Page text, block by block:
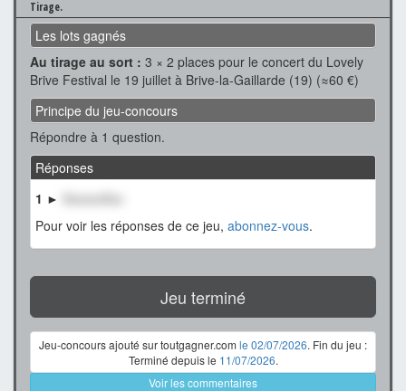
Tirage.
Les lots gagnés
Au tirage au sort : 3 × 2 places pour le concert du Lovely
Brive Festival le 19 juillet à Brive-la-Gaillarde (19) (≈60 €)
Principe du jeu-concours
Répondre à 1 question.
Réponses
1 ►
XxxxxxXxx
Pour voir les réponses de ce jeu, abonnez-vous.
Jeu terminé
Jeu-concours ajouté sur toutgagner.com le 02/07/2026. Fin du jeu :
Terminé depuis le 11/07/2026.
Voir les commentaires